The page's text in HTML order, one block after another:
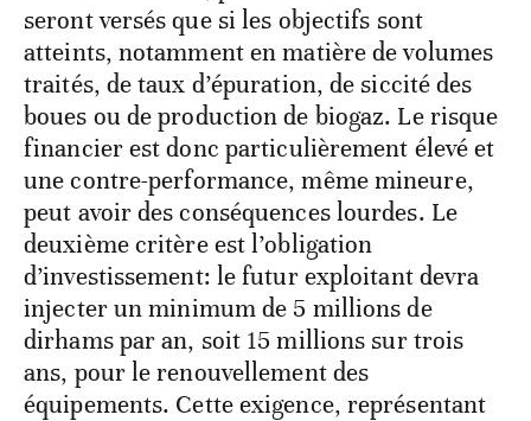
seront versés que si les objectifs sont
atteints, notamment en matière de volumes
traités, de taux d’épuration, de siccité des
boues ou de production de biogaz. Le risque
financier est donc particulièrement élevé et
une contre-performance, même mineure,
peut avoir des conséquences lourdes. Le
deuxième critère est l’obligation
d’investissement: le futur exploitant devra
injecter un minimum de 5 millions de
dirhams par an, soit 15 millions sur trois
ans, pour le renouvellement des
équipements. Cette exigence, représentant